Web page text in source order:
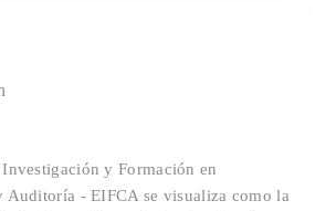
y Formación en
Auditoría - EIFCA se visualiza como la